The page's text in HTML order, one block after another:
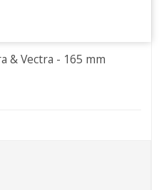
& Vectra - 165 mm